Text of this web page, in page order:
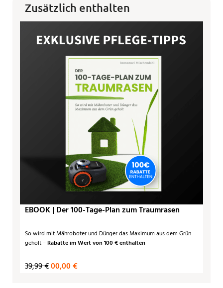
Zusätzlich enthalten
EBOOK | Der 100-Tage-Plan zum Traumrasen
So wird mit Mähroboter und Dünger das Maximum aus dem Grün
geholt –Rabatte im Wert von 100 € enthalten
39,99 €00,00 €